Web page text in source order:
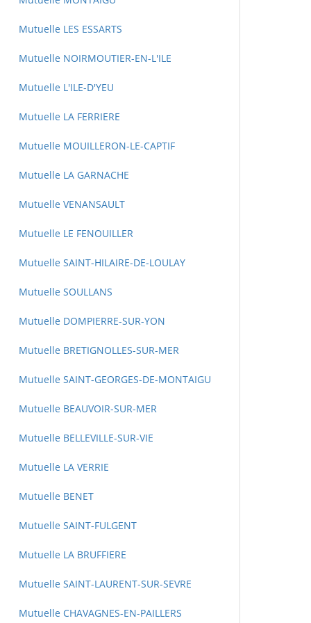
Mutuelle LES ESSARTS
Mutuelle NOIRMOUTIER-EN-L'ILE
Mutuelle L'ILE-D'YEU
Mutuelle LA FERRIERE
Mutuelle MOUILLERON-LE-CAPTIF
Mutuelle LA GARNACHE
Mutuelle VENANSAULT
Mutuelle LE FENOUILLER
Mutuelle SAINT-HILAIRE-DE-LOULAY
Mutuelle SOULLANS
Mutuelle DOMPIERRE-SUR-YON
Mutuelle BRETIGNOLLES-SUR-MER
Mutuelle SAINT-GEORGES-DE-MONTAIGU
Mutuelle BEAUVOIR-SUR-MER
Mutuelle BELLEVILLE-SUR-VIE
Mutuelle LA VERRIE
Mutuelle BENET
Mutuelle SAINT-FULGENT
Mutuelle LA BRUFFIERE
Mutuelle SAINT-LAURENT-SUR-SEVRE
Mutuelle CHAVAGNES-EN-PAILLERS